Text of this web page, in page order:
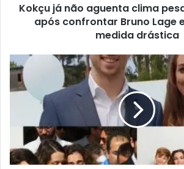
Kokçu já não aguenta clima
após confrontar Bruno Lage
medida drástica